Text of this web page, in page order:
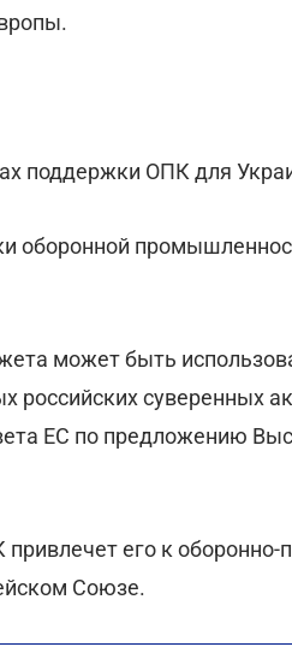
поддержки ОПК для
может быть
российских суверенных
ЕС по предложению
его к
Союзе.